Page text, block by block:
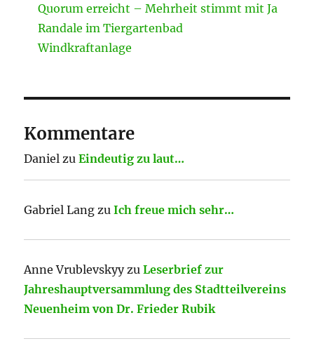
Quorum erreicht – Mehrheit stimmt mit Ja
Randale im Tiergartenbad
Windkraftanlage
Kommentare
Daniel zuEindeutig zu laut…
Gabriel Lang zuIch freue mich sehr…
Anne VrublevskyyzuLeserbrief zur
Jahreshauptversammlung des Stadtteilvereins
Neuenheim von Dr. Frieder Rubik